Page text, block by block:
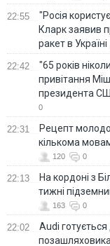
22:55
"Росія
Кларк заявив
ракет в Україні
22:42
"65 років
привітання
президента
0
22:31
Рецепт
кількома
120 0
22:13
На кордоні з
тижні
163 0
22:02
Audi